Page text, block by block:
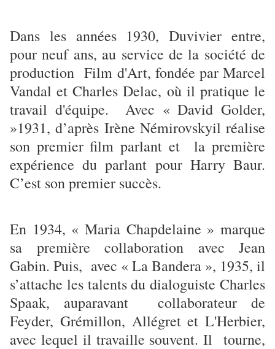
Dans les années 1930, Duvivier entre,
pour neuf ans, au service de la société de
production Film d'Art, fondée par Marcel
Vandal et Charles Delac, où il pratique le
travail d'équipe. Avec « David Golder,
»1931, d’après Irène Némirovskyil réalise
son premier film parlant et la première
expérience du parlant pour Harry Baur.
C’est son premier succès.
En 1934, « Maria Chapdelaine » marque
sa première collaboration avec Jean
Gabin. Puis, avec « La Bandera », 1935, il
s’attache les talents du dialoguiste Charles
Spaak, auparavant collaborateur de
Feyder, Grémillon, Allégret et L'Herbier,
avec lequel il travaille souvent. Il tourne,